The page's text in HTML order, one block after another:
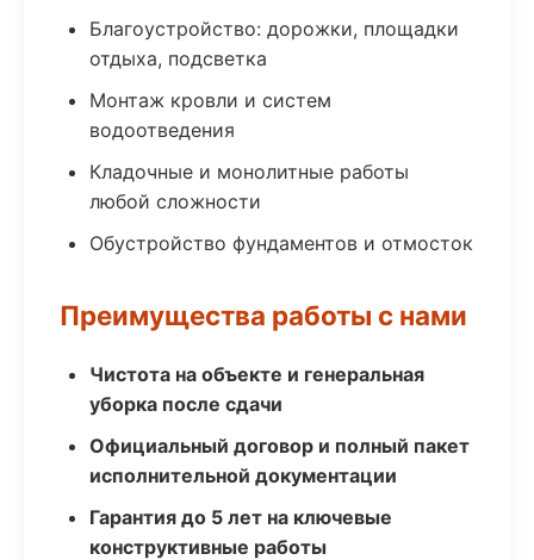
Благоустройство: дорожки, площадки
отдыха, подсветка
Монтаж кровли и систем
водоотведения
Кладочные и монолитные работы
любой сложности
Обустройство фундаментов и отмосток
Преимущества работы с нами
Чистота на объекте и генеральная
уборка после сдачи
Официальный договор и полный пакет
исполнительной документации
Гарантия до 5 лет на ключевые
конструктивные работы